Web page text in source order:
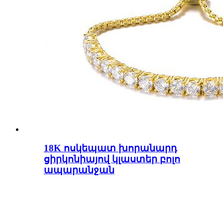
18K ոսկեպատ խորանարդ
ցիրկոնիայով կլաստեր բոլո
ապարանջան